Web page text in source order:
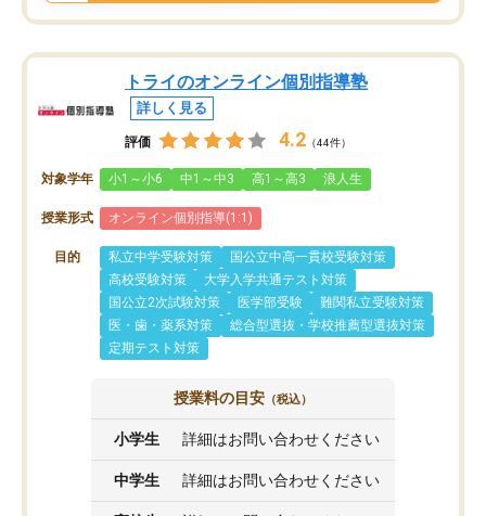
トライのオンライン個別指導塾
詳しく見る
評価 4.2 （44件）
対象学年 小1～小6 中1～中3 高1～高3 浪人生
授業形式 オンライン個別指導(1:1)
目的 私立中学受験対策
国公立中高一貫校受験対策
高校受験対策
大学入学共通テスト対策
国公立2次試験対策
医学部受験
難関私立受験対策
医・歯・薬系対策
総合型選抜・学校推薦型選抜対策
定期テスト対策
授業料の目安 （税込）
小学生 詳細はお問い合わせください
中学生 詳細はお問い合わせください